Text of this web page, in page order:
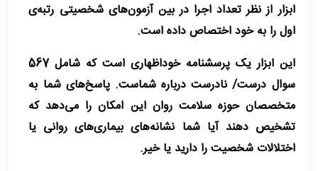
ابزار از نظر تعداد اجرا در بین آزمون‌های شخصیتی رتبه‌ی
اول را به خود اختصاص داده است.
این ابزار یک پرسشنامه خوداظهاری است که شامل 567
سوال درست/ نادرست درباره شماست. پاسخ‌های شما به
متخصصان حوزه سلامت روان این امکان را می‌دهد که
تشخیص دهند آیا شما نشانه‌های بیماری‌های روانی یا
اختلالات شخصیت را دارید یا خیر.